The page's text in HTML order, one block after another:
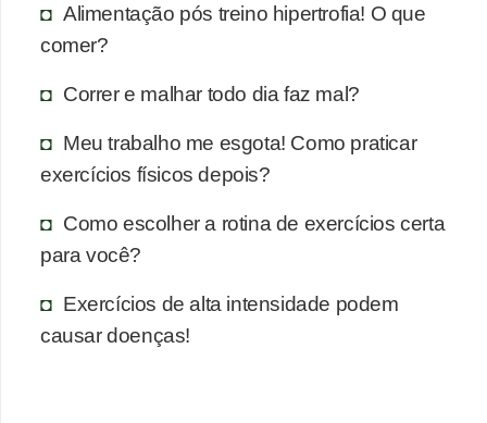
Alimentação pós treino hipertrofia! O que
comer?
Correr e malhar todo dia faz mal?
Meu trabalho me esgota! Como praticar
exercícios físicos depois?
Como escolher a rotina de exercícios certa
para você?
Exercícios de alta intensidade podem
causar doenças!